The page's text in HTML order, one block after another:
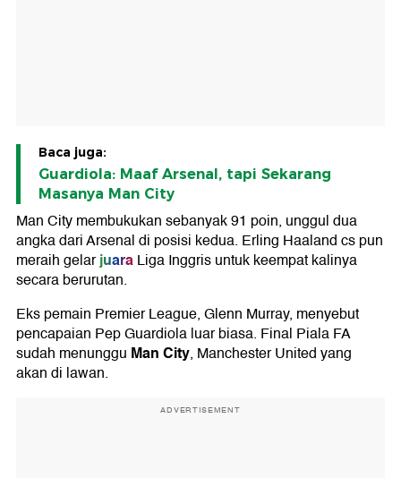
Baca juga:
Guardiola: Maaf Arsenal, tapi Sekarang
Masanya Man City
Man City membukukan sebanyak 91 poin, unggul dua
angka dari Arsenal di posisi kedua. Erling Haaland cs pun
meraih gelarjuaraLiga Inggris untuk keempat kalinya
secara berurutan.
Eks pemain Premier League, Glenn Murray, menyebut
pencapaian Pep Guardiola luar biasa. Final Piala FA
sudah menunggu Man City, Manchester United yang
akan di lawan.
ADVERTISEMENT